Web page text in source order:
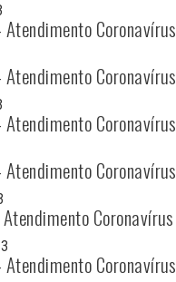
Coronavírus
Coronavírus
Coronavírus
Coronavírus
Coronavírus
Coronavírus